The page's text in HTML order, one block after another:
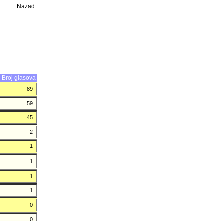
Nazad
Broj glasova
89
59
45
2
1
1
1
1
0
0